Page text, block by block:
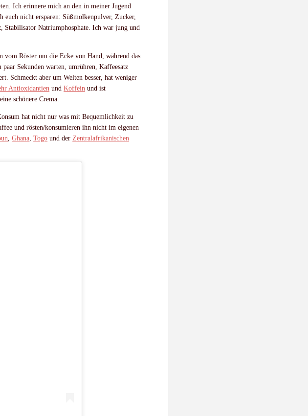
Ich erinnere mich an den in meiner Jugend
euch nicht ersparen: Süßmolkenpulver, Zucker,
Natriumphosphate. Ich war jung und
Röster um die Ecke von Hand, während das
Sekunden warten, umrühren, Kaffeesatz
Schmeckt aber um Welten besser, hat weniger
Antioxidantien undKoffein und ist
schönere Crema.
hat nicht nur was mit Bequemlichkeit zu
und rösten/konsumieren ihn nicht im eigenen
,Ghana,Togo und derZentralafrikanischen